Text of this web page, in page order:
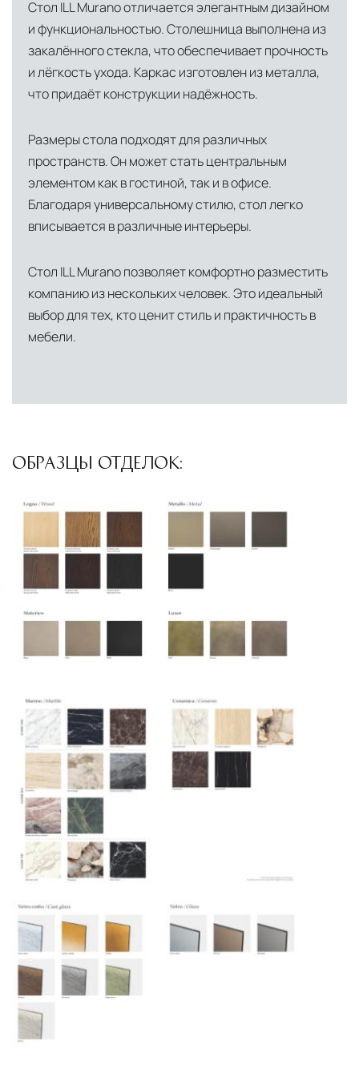
условиях. Наличие собственной
инфраструктуры позволяет сократить сроки
доставки и обеспечить полный контроль над
сохранностью продукции.
центров
Помимо Москвы, мы располагаем
логистическими узлами в ключевых
международных хабах:
Дубай, ОАЭ
— региональный центр для
Ближнего Востока и Азии
Кипр— распределительная база для
Средиземноморского региона
Лондон, Великобритания
сеть партнёрских складов
Условия доставки по Москве и Московской
области
Для клиентов Москвы и МО предусмотрены
Доставка до адреса— транспортировка
товара от нашего склада непосредственно к
месту назначения с соблюдением сроков
квалифицированные грузчики
осуществляют разгрузку с применением
специального оборудования и техники
Подъём на этажи
— доставка мебели и
дверных блоков в квартиры и офисы с
использованием лифтов или монтажных
средств
Распаковка и расстановка
— специалисты
распаковывают товар и устанавливают его в
указанное место
Вывоз упаковочного материала— полная
очистка помещения от тары и упаковки
Гарантийная проверка
Стол ILL Murano отличается элегантным дизайном
и функциональностью. Столешница выполнена из
закалённого стекла, что обеспечивает прочность
и лёгкость ухода. Каркас изготовлен из металла,
что придаёт конструкции надёжность.
Размеры стола подходят для различных
пространств. Он может стать центральным
элементом как в гостиной, так и в офисе.
Благодаря универсальному стилю, стол легко
вписывается в различные интерьеры.
Стол ILL Murano позволяет комфортно разместить
компанию из нескольких человек. Это идеальный
выбор для тех, кто ценит стиль и практичность в
мебели.
ОБРАЗЦЫ ОТДЕЛОК: